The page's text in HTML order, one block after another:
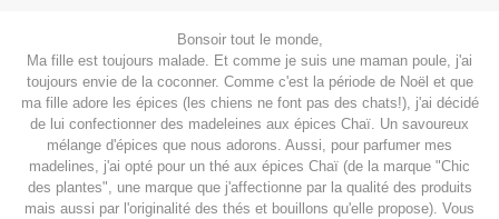
Bonsoir tout le monde,
Ma fille est toujours malade. Et comme je suis une maman poule, j'ai
toujours envie de la coconner. Comme c'est la période de Noël et que
ma fille adore les épices (les chiens ne font pas des chats!), j'ai décidé
de lui confectionner des madeleines aux épices Chaï. Un savoureux
mélange d'épices que nous adorons. Aussi, pour parfumer mes
madelines, j'ai opté pour un thé aux épices Chaï (de la marque "Chic
des plantes", une marque que j'affectionne par la qualité des produits
mais aussi par 'originalité des thés et bouillons qu'elle propose). Vous